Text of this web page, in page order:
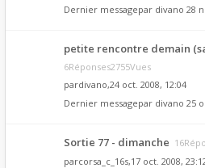
Dernier messagepar divano 28
petite rencontre demain
6Réponses2755Vues
pardivano,24 oct. 2008, 12:04
Dernier messagepar divano 25
Sortie 77 - dimanche
parcorsa_c_16s,17 oct. 2008,